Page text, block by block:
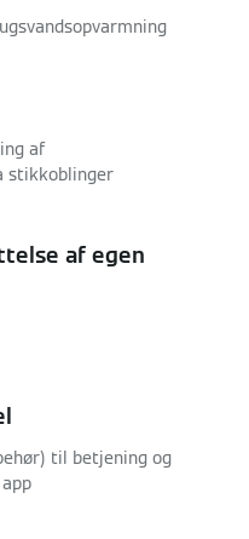
af
stikkoblinger
af egen
til betjening og